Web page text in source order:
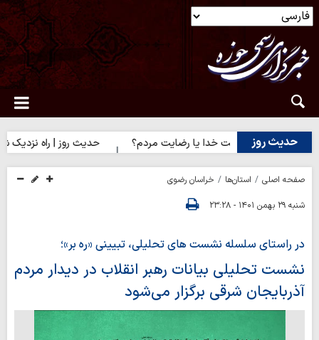
حدیث روز
روز | رضایت خدا یا رضایت مردم؟ حدیث روز | راه نزدیک شدن
صفحه اصلی استان‌ها
خراسان رضوی
شنبه ۲۹ بهمن ۱۴۰۱ - ۲۳:۲۸
در راستای سلسله نشست های تحلیلی، تبیینی «ره بر»؛
نشست تحلیلی بیانات رهبر انقلاب در دیدار مردم
آذربایجان شرقی برگزار می‌شود